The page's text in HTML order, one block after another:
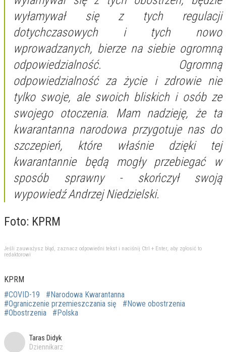
wyłamywał się z tych regulacji
dotychczasowych i tych nowo
wprowadzanych, bierze na siebie ogromną
odpowiedzialność. Ogromną
odpowiedzialność za życie i zdrowie nie
tylko swoje, ale swoich bliskich i osób ze
swojego otoczenia. Mam nadzieję, że ta
kwarantanna narodowa przygotuje nas do
szczepień, które właśnie dzięki tej
kwarantannie będą mogły przebiegać w
sposób sprawny- skończył swoją
wypowiedź Andrzej Niedzielski.
Foto: KPRM
Jeśli zauważysz błąd, zaznacz odpowiedni tekst i naciśnij Ctrl + Enter, aby zgłosić to
redaktorowi
KPRM
#COVID-19
#Narodowa Kwarantanna
#Ograniczenie przemieszczania się
#Nowe obostrzenia
#Obostrzenia
#Polska
Taras Didyk
Dziennikarz